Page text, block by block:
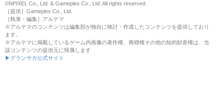
©NPIXEL Co., Ltd. & Gameplex Co., Ltd. All rights reserved.
［提供］Gameplex Co., Ltd.
［執筆・編集］アルテマ
※アルテマのコンテンツは編集部が独自に検討・作成したコンテンツを提供しており
ます。
※アルテマに掲載しているゲーム内画像の著作権、商標権その他の知的財産権は、当
該コンテンツの提供元に帰属します
▶グランサガ公式サイト